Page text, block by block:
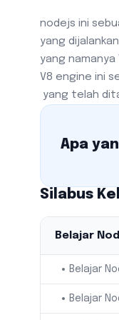
nodejs ini
yang
yang namanya
V8 engine ini
yang telah
Apa
Silabus
Belajar
Belajar
Belajar